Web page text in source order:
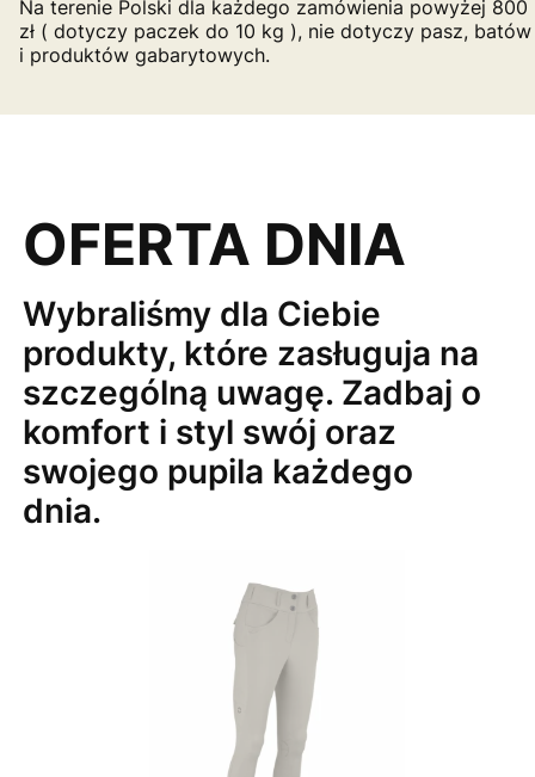
Na terenie Polski dla każdego zamówienia powyżej 800
zł ( dotyczy paczek do 10 kg ), nie dotyczy pasz, batów
i produktów gabarytowych.
OFERTA DNIA
Wybraliśmy dla Ciebie
produkty, które zasługuja na
szczególną uwagę. Zadbaj o
komfort i styl swój oraz
swojego pupila każdego
dnia.